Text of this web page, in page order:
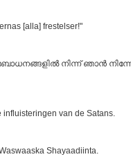
[alla] frestelser!"
നിന്ന് ഞാന്‍
influisteringen van de Satans.
Shayaadiinta.